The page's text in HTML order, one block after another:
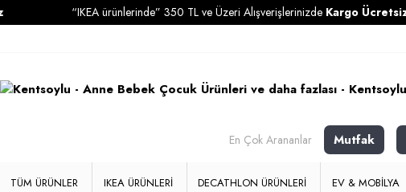
“IKEA ürünlerinde” 350 TL ve Üzeri AlışverişlerinizdeKargo Ücretsiz
En Çok Arananlar Mutfak
TÜM ÜRÜNLER IKEA ÜRÜNLERI DECATHLON ÜRÜNLERI EV & MOBILYA